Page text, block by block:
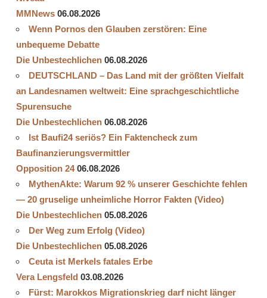
MMNews 06.08.2026
Wenn Pornos den Glauben zerstören: Eine
unbequeme Debatte
Die Unbestechlichen 06.08.2026
DEUTSCHLAND – Das Land mit der größten Vielfalt
an Landesnamen weltweit: Eine sprachgeschichtliche
Spurensuche
Die Unbestechlichen 06.08.2026
Ist Baufi24 seriös? Ein Faktencheck zum
Baufinanzierungsvermittler
Opposition 24 06.08.2026
MythenAkte: Warum 92 % unserer Geschichte fehlen
— 20 gruselige unheimliche Horror Fakten (Video)
Die Unbestechlichen 05.08.2026
Der Weg zum Erfolg (Video)
Die Unbestechlichen 05.08.2026
Ceuta ist Merkels fatales Erbe
Vera Lengsfeld 03.08.2026
Fürst: Marokkos Migrationskrieg darf nicht länger